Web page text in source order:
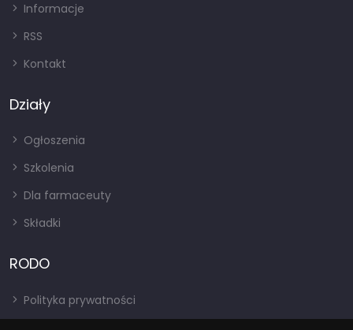
Informacje
RSS
Kontakt
Działy
Ogłoszenia
Szkolenia
Dla farmaceuty
Składki
RODO
Polityka prywatności